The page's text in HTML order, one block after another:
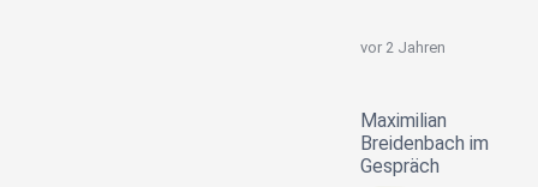
vor 2 Jahren
Maximilian
Breidenbach im
Gespräch